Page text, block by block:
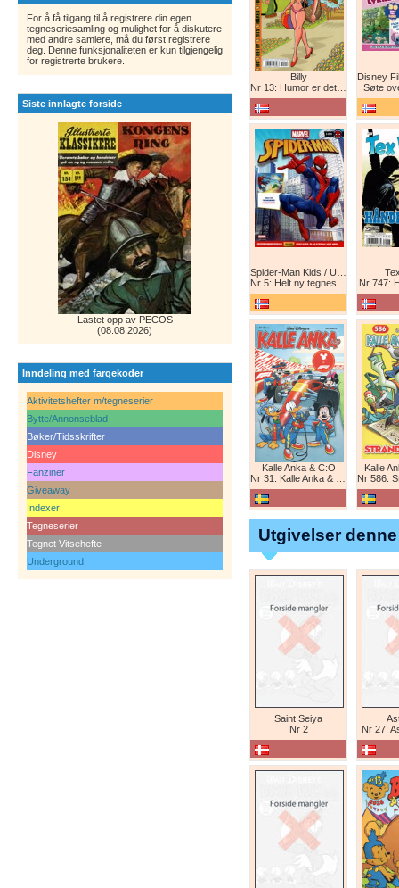
For å få tilgang til å registrere din egen
tegneseriesamling og mulighet for å diskutere
med andre samlere, må du først registrere
deg. Denne funksjonaliteten er kun tilgjengelig
for registrerte brukere.
Siste innlagte forside
Lastet opp av PECOS
(08.08.2026)
Inndeling med fargekoder
Aktivitetshefter m/tegneserier
Bytte/Annonseblad
Bøker/Tidsskrifter
Disney
Fanziner
Giveaway
Indexer
Tegneserier
Tegnet Vitsehefte
Underground
Billy
Nr 13: Humor er det beste forsvar!
Søte
Nr 5: Helt ny tegneserie! Maskinkrig!
Nr 747:
Kalle Anka & C:O
Nr 31: Kalle Anka & C:O
Kalle
Nr 586:
Utgivelser
Saint Seiya
Nr 2
Nr 27: